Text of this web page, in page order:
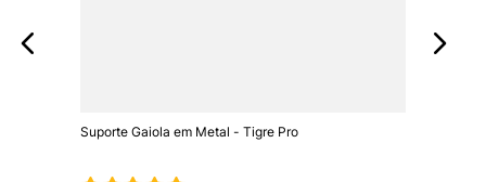
Suporte Gaiola em Metal - Tigre Pro